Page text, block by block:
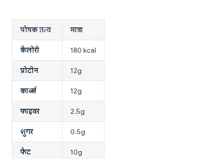
पोषक तत्व मात्रा
कैलोरी 180 kcal
प्रोटीन 12g
कार्ब्स 12g
फाइबर 2.5g
शुगर 0.5g
फैट 10g